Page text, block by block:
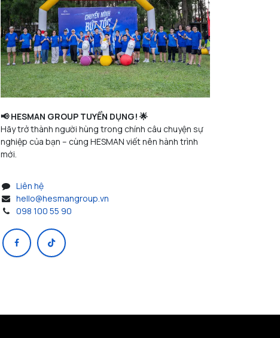
📢 HESMAN GROUP TUYỂN DỤNG! 🌟
Hãy trở thành người hùng trong chính câu chuyện sự
nghiệp của bạn – cùng HESMAN viết nên hành trình
mới.
Liên hệ
hello@hesmangroup.vn
098 100 55 90